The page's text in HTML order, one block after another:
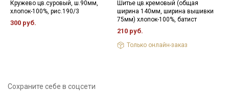
Кружево цв.суровый, ш.90мм,
хлопок-100%, рис.190/3
300 руб.
Шитье цв.кремовый (общая
ширина 140мм, ширина вышивки
75мм) хлопок-100%, батист
210 руб.
Только онлайн-заказ
Сохраните себе в соцсети